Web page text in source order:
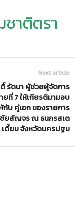
ชาติตรา
Next article
รัตนา ผู้ช่วยผู้จัดการ
ยที่ 7 ให้เกียรติมามอบ
กับ คู่เอก ของรายการ
ยสัญจร ณ ธนกรสเต
เดี้ยม จังหวัดนครปฐม